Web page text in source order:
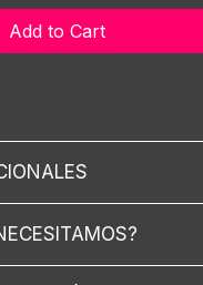
Add to Cart
contenidos para la marca
de experiencia
metahumano